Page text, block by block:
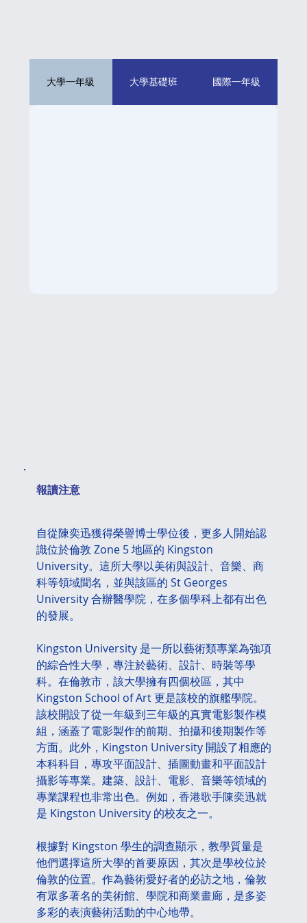
大學一年級 大學基礎班 國際一年級
​報讀注意
自從陳奕迅獲得榮譽博士學位後，更多人開始認
識位於倫敦 Zone 5 地區的 Kingston
University。這所大學以美術與設計、音樂、商
科等領域聞名，並與該區的 St Georges
University 合辦醫學院，在多個學科上都有出色
的發展。
Kingston University 是一所以藝術類專業為強項
的綜合性大學，專注於藝術、設計、時裝等學
科。在倫敦市，該大學擁有四個校區，其中
Kingston School of Art 更是該校的旗艦學院。
該校開設了從一年級到三年級的真實電影製作模
組，涵蓋了電影製作的前期、拍攝和後期製作等
方面。此外，Kingston University 開設了相應的
本科科目，專攻平面設計、插圖動畫和平面設計
攝影等專業。建築、設計、電影、音樂等領域的
專業課程也非常出色。例如，香港歌手陳奕迅就
是 Kingston University 的校友之一。
根據對 Kingston 學生的調查顯示，教學質量是
他們選擇這所大學的首要原因，其次是學校位於
倫敦的位置。作為藝術愛好者的必訪之地，倫敦
有眾多著名的美術館、學院和商業畫廊，是多姿
多彩的表演藝術活動的中心地帶。